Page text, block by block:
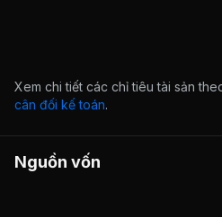
Xem chi tiết các chỉ tiêu tài sản
cân đối kế toán.
Nguồn vốn